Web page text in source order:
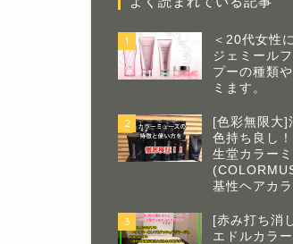
1
＜20代女性
ジェミール
プーの種類
ミます。
2
[色彩無限大]
色持ち良し
生堂カラー
基性ヘアカラ
3
[赤み打ち消
エドルカラ